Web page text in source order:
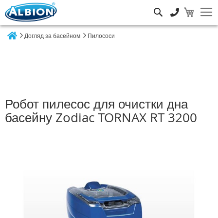
Догляд за басейном Пилососи
Робот пилесос для очистки дна
басейну Zodiac TORNAX RT 3200